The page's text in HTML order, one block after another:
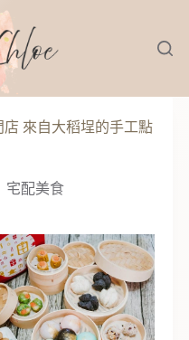
來自大稻埕的手工點
宅配美食